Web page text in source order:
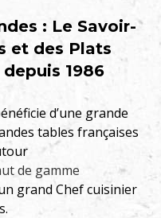
: Le Savoir-
et des Plats
depuis 1986
d’une grande
tables françaises
de gamme
grand Chef cuisinier